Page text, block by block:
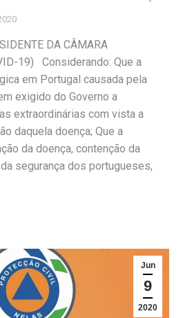
DA CÂMARA
19) Considerando: Que a
em Portugal causada pela
exigido do Governo a
extraordinárias com vista a
daquela doença; Que a
da doença, contenção da
segurança dos portugueses,
Jun
9
2020